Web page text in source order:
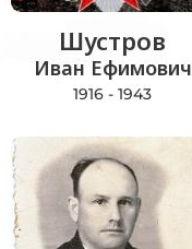
Шустров
Иван Ефимович
1916 - 1943